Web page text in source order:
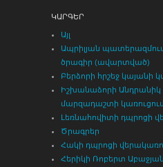
ԿԱՐԳԵՐ
Այլ
Ապրիլյան
ծրագիր (ավարտված)
Բերձորի հրշեջ կայանի
Իշխանաձորի
մարզադաշտի
Լեռնահովիտի դպրոցի
Ծրագրեր
Հակի դպրոցի
Հերիկի Ռոբերտ